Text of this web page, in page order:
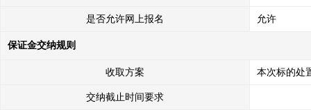
是否允许网上报名 允许
保证金交纳规则
收取方案 本次标的处
交纳截止时间要求